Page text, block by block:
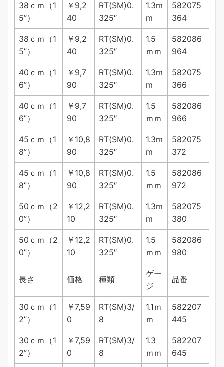
38ｃｍ（1
5”）
￥9,2
40
RT(SM)0.
325″
1.3m
m
582075
364
38ｃｍ（1
5”）
￥9,2
40
RT(SM)0.
325″
1.5
ｍｍ
582086
964
40ｃｍ（1
6”）
￥9,7
90
RT(SM)0.
325″
1.3m
m
582075
366
40ｃｍ（1
6”）
￥9,7
90
RT(SM)0.
325″
1.5
ｍｍ
582086
966
45ｃｍ（1
8”）
￥10,8
90
RT(SM)0.
325″
1.3m
m
582075
372
45ｃｍ（1
8”）
￥10,8
90
RT(SM)0.
325″
1.5
ｍｍ
582086
972
50ｃｍ（2
0”）
￥12,2
10
RT(SM)0.
325″
1.3m
m
582075
380
50ｃｍ（2
0”）
￥12,2
10
RT(SM)0.
325″
1.5
ｍｍ
582086
980
長さ 価格 種類
ゲー
ジ
品番
30ｃｍ（1
2”）
￥7,59
0
RT(SM)3/
8
1.1ｍ
ｍ
582207
445
30ｃｍ（1
2”）
￥7,59
0
RT(SM)3/
8
1.3
ｍｍ
582207
645